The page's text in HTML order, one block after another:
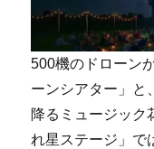
500機のドローン
ーンシアター」と
降るミュージック
れ星ステージ」で